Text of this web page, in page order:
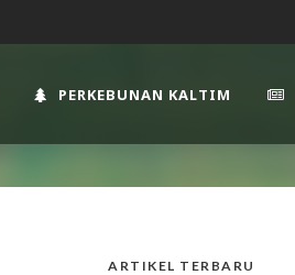
PERKEBUNAN KALTIM
ARTIKEL TERBARU